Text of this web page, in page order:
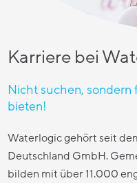
Karriere bei
Nicht suchen, sondern
bieten!
Waterlogic gehört seit
Deutschland GmbH.
bilden mit über 11.000